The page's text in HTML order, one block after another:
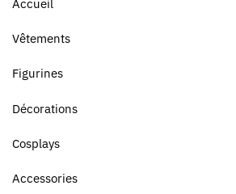
Accueil
Vêtements
Figurines
Décorations
Cosplays
Accessories